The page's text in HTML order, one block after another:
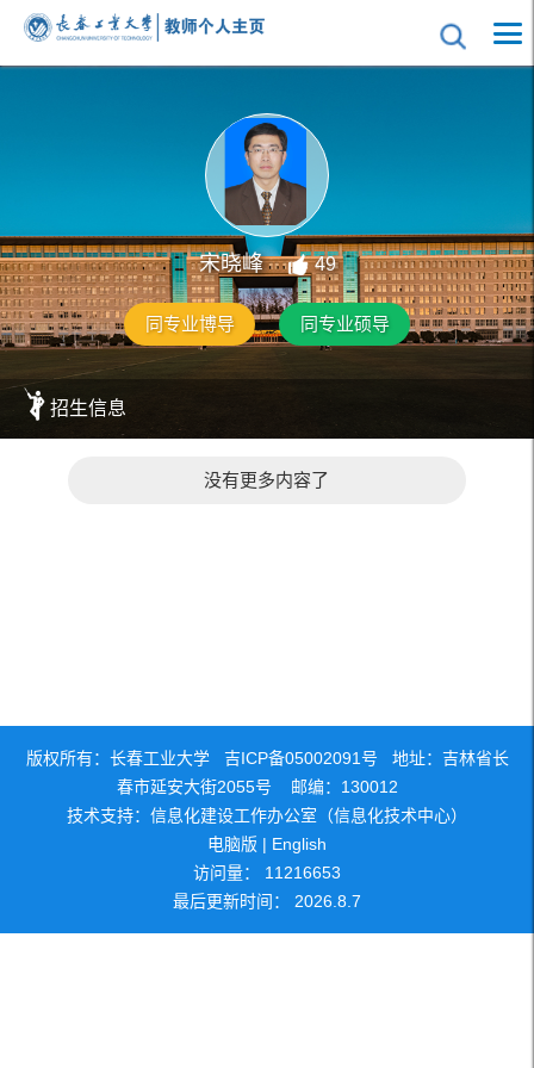
宋晓峰 49
同专业博导 同专业硕导
招生信息
没有更多内容了
版权所有：长春工业大学 吉ICP备05002091号 地址：吉林省长
春市延安大街2055号 邮编：130012
技术支持：信息化建设工作办公室（信息化技术中心）
电脑版 | English
访问量： 11216653
最后更新时间： 2026 8 7